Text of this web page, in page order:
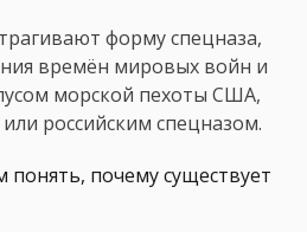
форму спецназа,
времён мировых войн и
морской пехоты США,
российским спецназом.
почему существует